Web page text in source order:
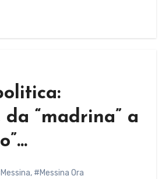
da “madrina” a
, #Messina Ora